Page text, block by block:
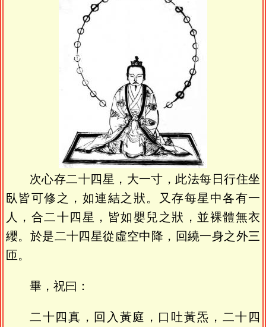
次心存二十四星，大一寸，此法每日行住坐
臥皆可修之，如連結之狀。又存每星中各有一
人，合二十四星，皆如嬰兒之狀，並裸體無衣
纓。於是二十四星從虛空中降，回繞一身之外三
匝。
畢，祝曰：
二十四真，回入黃庭，口吐黃炁，二十四